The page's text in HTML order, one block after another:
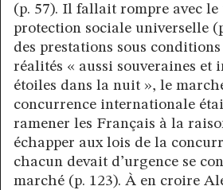
(p. 57). Il fallait rompre avec le
protection sociale universelle
des prestations sous conditions
réalités « aussi souveraines et
étoiles dans la nuit », le
concurrence internationale
ramener les Français à la
échapper aux lois de la
chacun devait d’urgence se
marché (p. 123). À en croire